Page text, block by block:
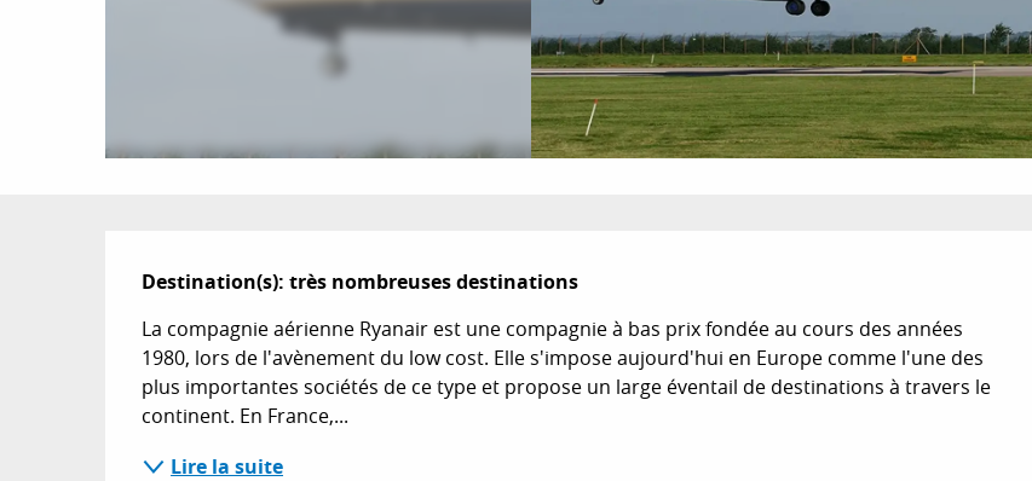
Description
Destination(s): très nombreuses destinations
La compagnie aérienne Ryanair est une compagnie à bas prix fondée au cours des années
1980, lors de l'avènement du low cost. Elle s'impose aujourd'hui en Europe comme l'une des
plus importantes sociétés de ce type et propose un large éventail de destinations à travers le
continent. En France,...
Lire la suite